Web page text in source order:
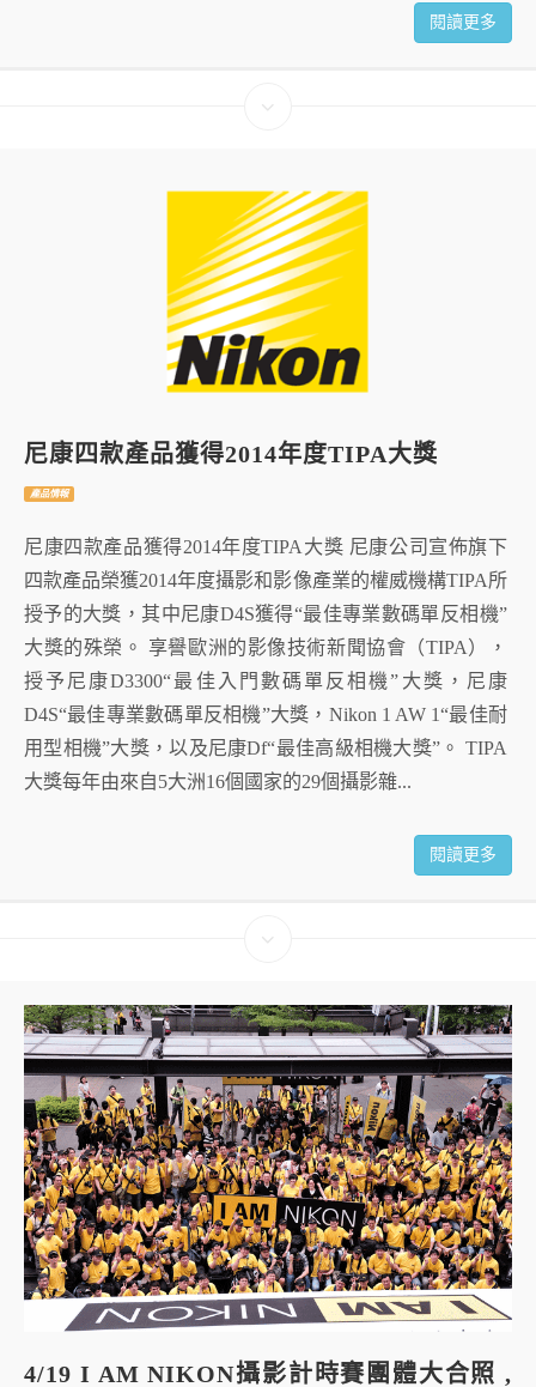
閱讀更多
尼康四款產品獲得2014年度TIPA大獎
產品情報
尼康四款產品獲得2014年度TIPA大獎 尼康公司宣佈旗下
四款產品榮獲2014年度攝影和影像產業的權威機構TIPA所
授予的大獎，其中尼康D4S獲得“最佳專業數碼單反相機”
大獎的殊榮。 享譽歐洲的影像技術新聞協會（TIPA），
授予尼康D3300“最佳入門數碼單反相機”大獎，尼康
D4S“最佳專業數碼單反相機”大獎，Nikon 1 AW 1“最佳耐
用型相機”大獎，以及尼康Df“最佳高級相機大獎”。 TIPA
大獎每年由來自5大洲16個國家的29個攝影雜...
閱讀更多
4/19 I AM NIKON攝影計時賽團體大合照 ,